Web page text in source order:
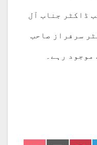
ڈاکٹر جناب آل
سرفراز صاحب
رہے۔